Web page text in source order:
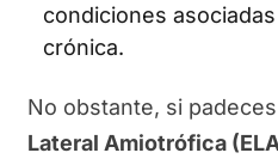
condiciones
crónica.
No obstante, si
Lateral Amiotrófica